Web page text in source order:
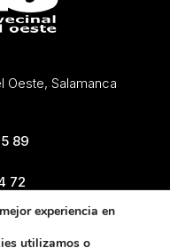
Oeste, Salamanca
89
72
experiencia en
utilizamos o